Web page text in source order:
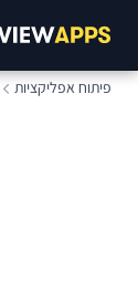
פיתוח אפליקציות